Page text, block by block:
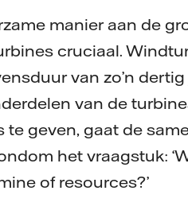
manier aan de
cruciaal.
van zo’n
van de
te geven, gaat de
het vraagstuk:
of resources?’